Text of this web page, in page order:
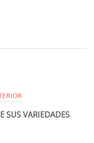
SUS VARIEDADES